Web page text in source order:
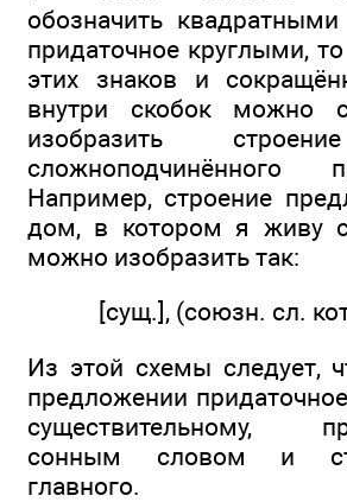
обозначить
придаточное круглыми,
этих знаков и
внутри скобок можно
изобразить
сложноподчинённого
Например, строение
дом, в котором я живу
можно изобразить так:
[сущ.], (союзн. сл.
Из этой схемы следует,
предложении
существительному,
сонным словом и
главного.